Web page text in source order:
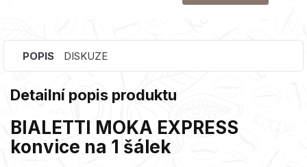
POPIS DISKUZE
Detailní popis produktu
BIALETTI MOKA EXPRESS
konvice na 1 šálek